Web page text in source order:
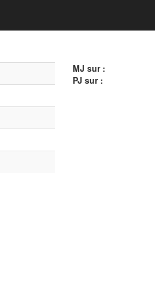
MJ sur :
PJ sur :